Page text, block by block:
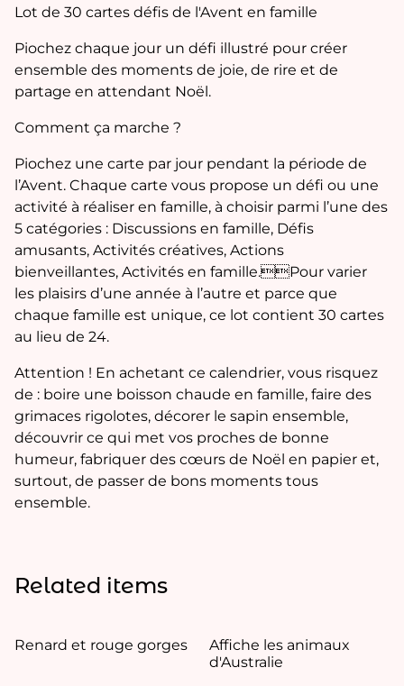
Lot de 30 cartes défis de l'Avent en famille
Piochez chaque jour un défi illustré pour créer
ensemble des moments de joie, de rire et de
partage en attendant Noël.
Comment ça marche ?
Piochez une carte par jour pendant la période de
l’Avent. Chaque carte vous propose un défi ou une
activité à réaliser en famille, à choisir parmi l’une des
5 catégories : Discussions en famille, Défis
amusants, Activités créatives, Actions
bienveillantes, Activités en famille.Pour varier
les plaisirs d’une année à l’autre et parce que
chaque famille est unique, ce lot contient 30 cartes
au lieu de 24.
Attention ! En achetant ce calendrier, vous risquez
de : boire une boisson chaude en famille, faire des
grimaces rigolotes, décorer le sapin ensemble,
découvrir ce qui met vos proches de bonne
humeur, fabriquer des cœurs de Noël en papier et,
surtout, de passer de bons moments tous
ensemble.
Related items
Renard et rouge gorges
Affiche les animaux
d'Australie